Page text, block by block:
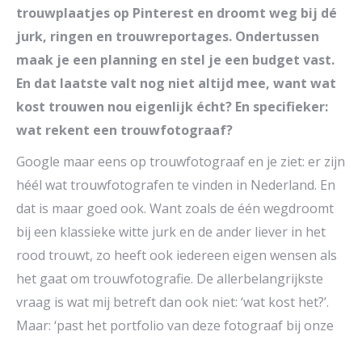
trouwplaatjes op Pinterest en droomt weg bij dé
jurk, ringen en trouwreportages. Ondertussen
maak je een planning en stel je een budget vast.
En dat laatste valt nog niet altijd mee, want wat
kost trouwen nou eigenlijk écht? En specifieker:
wat rekent een trouwfotograaf?
Google maar eens op trouwfotograaf en je ziet: er zijn
héél wat trouwfotografen te vinden in Nederland. En
dat is maar goed ook. Want zoals de één wegdroomt
bij een klassieke witte jurk en de ander liever in het
rood trouwt, zo heeft ook iedereen eigen wensen als
het gaat om trouwfotografie. De allerbelangrijkste
vraag is wat mij betreft dan ook niet: ‘wat kost het?’.
Maar: ‘past het portfolio van deze fotograaf bij onze